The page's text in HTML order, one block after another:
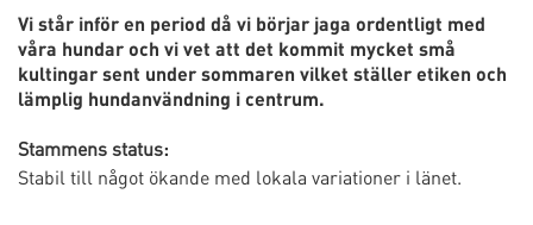
Vi står inför en period då vi börjar jaga ordentligt med
våra hundar och vi vet att det kommit mycket små
kultingar sent under sommaren vilket ställer etiken och
lämplig hundanvändning i centrum.
Stammens status:
Stabil till något ökande med lokala variationer i länet.